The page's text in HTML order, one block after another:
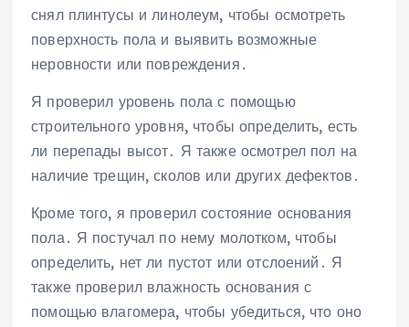
снял плинтусы и линолеум, чтобы осмотреть
поверхность пола и выявить возможные
неровности или повреждения․
Я проверил уровень пола с помощью
строительного уровня, чтобы определить, есть
ли перепады высот․ Я также осмотрел пол на
наличие трещин, сколов или других дефектов․
Кроме того, я проверил состояние основания
пола․ Я постучал по нему молотком, чтобы
определить, нет ли пустот или отслоений․ Я
также проверил влажность основания с
помощью влагомера, чтобы убедиться, что оно